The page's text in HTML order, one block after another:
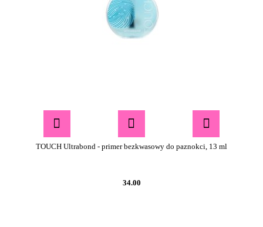
TOUCH Ultrabond - primer bezkwasowy do paznokci, 13 ml
34.00